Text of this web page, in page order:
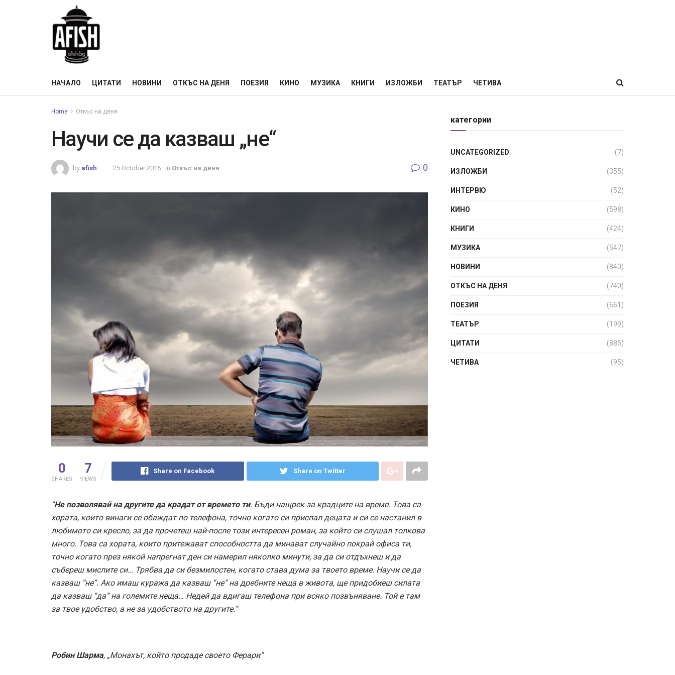
НАЧАЛО ЦИТАТИ НОВИНИ ОТКЪС НА ДЕНЯ ПОЕЗИЯ КИНО МУЗИКА КНИГИ ИЗЛОЖБИ ТЕАТЪР ЧЕТИВА
Home Откъс на деня
Научи се да казваш „не“
by afish 25 October 2016 in Откъс на деня 0
0
SHARES
7
VIEWS
Share on Facebook Share on Twitter
“Не позволявай на другите да крадат от времето ти. Бъди нащрек за крадците на време. Това са
хората, които винаги се обаждат по телефона, точно когато си приспал децата и си се настанил в
любимото си кресло, за да прочетеш най-после този интересен роман, за който си слушал толкова
много. Това са хората, които притежават способността да минават случайно покрай офиса ти,
точно когато през някой напрегнат ден си намерил няколко минути, за да си отдъхнеш и да
събереш мислите си… Трябва да си безмилостен, когато става дума за твоето време. Научи се да
казваш “не”. Ако имаш куража да казваш “не” на дребните неща в живота, ще придобиеш силата
да казваш “да” на големите неща… Недей да вдигаш телефона при всяко позвъняване. Той е там
за твое удобство, а не за удобството на другите.”
Робин Шарма, „Монахът, който продаде своето Ферари“
категории
UNCATEGORIZED (7)
ИЗЛОЖБИ (355)
ИНТЕРВЮ (52)
КИНО (598)
КНИГИ (424)
МУЗИКА (547)
НОВИНИ (840)
ОТКЪС НА ДЕНЯ (740)
ПОЕЗИЯ (661)
ТЕАТЪР (199)
ЦИТАТИ (885)
ЧЕТИВА (95)